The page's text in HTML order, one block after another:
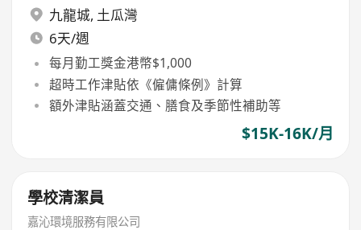
九龍城, 土瓜灣
6天/週
每月勤工獎金港幣$1,000
超時工作津貼依《僱傭條例》計算
額外津貼涵蓋交通、膳食及季節性補助等
$15K-16K/月
學校清潔員
嘉沁環境服務有限公司